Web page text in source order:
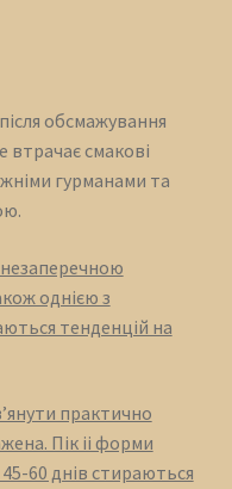
обсмажування
втрачає смакові
гурманами та
однією з
тенденцій на
практично
Пік іі форми
60 днів стираються